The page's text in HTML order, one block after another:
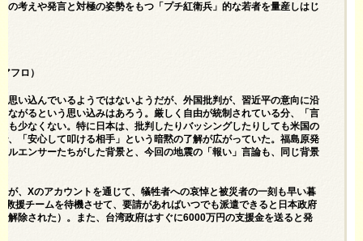
の考えや発言と対極の姿勢をもつ「プチ紅衛兵」的な若者を量産しはじ
フロ）
思い込んでいるようではないようだが、外国批判が、習近平の意向に沿
ながるという思い込みはあろう。厳しく自由が統制されている分、「言
も少なくない。特に日本は、批判したりバッシングしたりしても米国の
、「安心して叩ける相手」という暗黙の了解が広がっていた。福島原発
ルエンサーたちがした背景と、今回の地震の「報い」言論も、同じ背景
が、Xのアカウントを通じて、犠牲者への哀悼と被災者の一刻も早い暮
援チームを待機させて、要請があればいつでも派遣できると日本政府
解除された）。また、台湾政府はすぐに6000万円の支援金を送ると発